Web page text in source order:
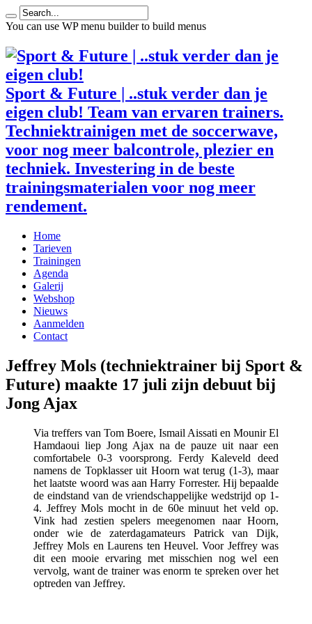
You can use WP menu builder to build menus
Sport & Future | ..stuk verder dan je
eigen club! Team van ervaren trainers.
Techniektrainigen met de soccerwave,
voor nog meer balcontrole, plezier en
techniek. Investering in de beste
trainingsmaterialen voor nog meer
rendement.
Home
Tarieven
Trainingen
Agenda
Galerij
Webshop
Nieuws
Aanmelden
Contact
Jeffrey Mols (techniektrainer bij Sport &
Future) maakte 17 juli zijn debuut bij
Jong Ajax
Via treffers van Tom Boere, Ismail Aissati en Mounir El
Hamdaoui liep Jong Ajax na de pauze uit naar een
comfortabele 0-3 voorsprong. Ferdy Kaleveld deed
namens de Topklasser uit Hoorn wat terug (1-3), maar
het laatste woord was aan Harry Forrester. Hij bepaalde
de eindstand van de vriendschappelijke wedstrijd op 1-
4. Jeffrey Mols mocht in de 60e minuut het veld op.
Vink had zestien spelers meegenomen naar Hoorn,
onder wie de zaterdagamateurs Patrick van Dijk,
Jeffrey Mols en Laurens ten Heuvel. Voor Jeffrey was
dit een mooie ervaring met misschien nog wel een
vervolg, want de trainer was enorm te spreken over het
optreden van Jeffrey.